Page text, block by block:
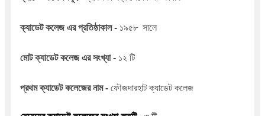
ক্যাডেট কলেজ এর প্রতিষ্ঠাকাল - ১৯৫৮  সালে
মোট ক্যাডেট কলেজ এর সংখ্যা - ১২ টি
প্রথম ক্যাডেট কলেজের নাম - ফৌজদারহাট ক্যাডেট কলেজ